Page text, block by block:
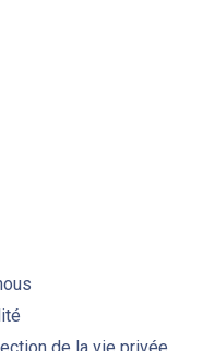
DE L’EAU POTABLE